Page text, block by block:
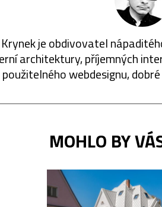
je obdivovatel
architektury, příjemných
použitelného webdesignu,
MOHLO BY